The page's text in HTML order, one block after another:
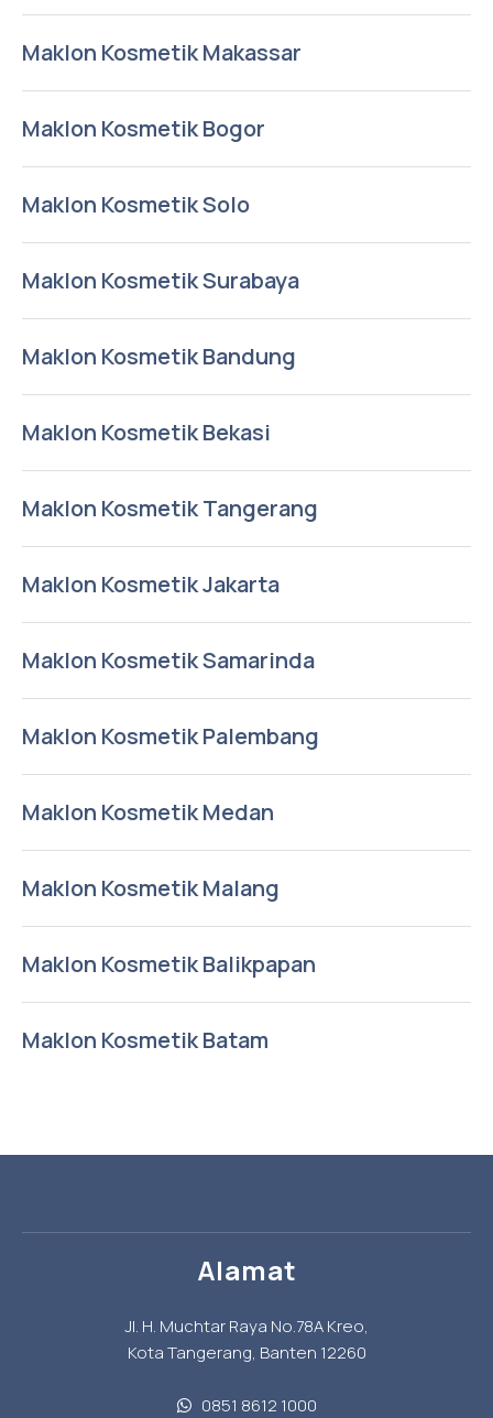
Maklon Kosmetik Makassar
Maklon Kosmetik Bogor
Maklon Kosmetik Solo
Maklon Kosmetik Surabaya
Maklon Kosmetik Bandung
Maklon Kosmetik Bekasi
Maklon Kosmetik Tangerang
Maklon Kosmetik Jakarta
Maklon Kosmetik Samarinda
Maklon Kosmetik Palembang
Maklon Kosmetik Medan
Maklon Kosmetik Malang
Maklon Kosmetik Balikpapan
Maklon Kosmetik Batam
Alamat
Jl. H. Muchtar Raya No.78A Kreo,
Kota Tangerang, Banten 12260
0851 8612 1000